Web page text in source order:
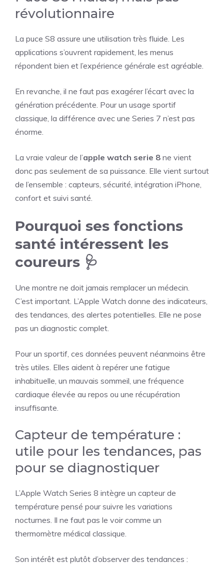
révolutionnaire
La puce S8 assure une utilisation très fluide. Les
applications s’ouvrent rapidement, les menus
répondent bien et l’expérience générale est agréable.
En revanche, il ne faut pas exagérer l’écart avec la
génération précédente. Pour un usage sportif
classique, la différence avec une Series 7 n’est pas
énorme.
La vraie valeur de l’apple watch serie 8 ne vient
donc pas seulement de sa puissance. Elle vient surtout
de l’ensemble : capteurs, sécurité, intégration iPhone,
confort et suivi santé.
Pourquoi ses fonctions
santé intéressent les
coureurs 🩺
Une montre ne doit jamais remplacer un médecin.
C’est important. L’Apple Watch donne des indicateurs,
des tendances, des alertes potentielles. Elle ne pose
pas un diagnostic complet.
Pour un sportif, ces données peuvent néanmoins être
très utiles. Elles aident à repérer une fatigue
inhabituelle, un mauvais sommeil, une fréquence
cardiaque élevée au repos ou une récupération
insuffisante.
Capteur de température :
utile pour les tendances, pas
pour se diagnostiquer
L’Apple Watch Series 8 intègre un capteur de
température pensé pour suivre les variations
nocturnes. Il ne faut pas le voir comme un
thermomètre médical classique.
Son intérêt est plutôt d’observer des tendances :